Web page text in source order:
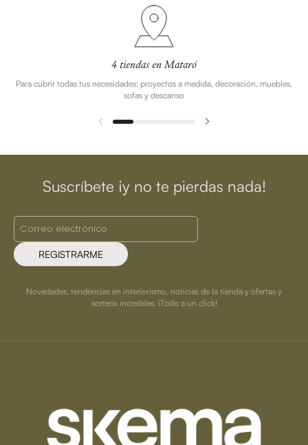
4 tiendas en Mataró
Para cubrir todas tus necesidades: proyectos a medida, decoración, muebles,
sofas y descanso
Suscríbete ¡y no te pierdas nada!
REGISTRARME
Novedades, tendencias en interiorismo, noticias de la tienda y ofertas y
sorteos increíbles. ¡Todo a un click!